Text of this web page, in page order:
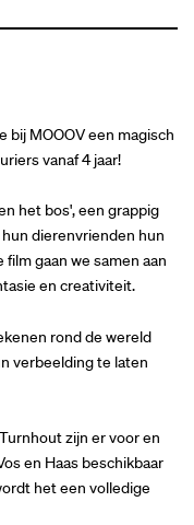
bij MOOOV een magisch
vanaf 4 jaar!
het bos', een grappig
hun dierenvrienden hun
gaan we samen aan
en creativiteit.
rond de wereld
verbeelding te laten
zijn er voor en
en Haas beschikbaar
het een volledige